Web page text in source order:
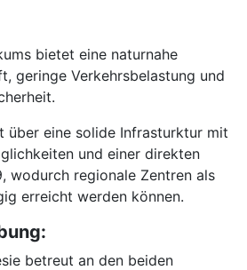
bietet eine naturnahe
geringe Verkehrsbelastung und
über eine solide Infrasturktur mit
und einer direkten
wodurch regionale Zentren als
erreicht werden können.
betreut an den beiden